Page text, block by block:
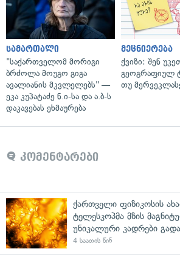
სამართალი
"საქართველომ მორიგი
ბრძოლა მოუგო გიგა
ავალიანის მკვლელებს" —
ეკა კუპატაძე ნ.ი-სა და ა.ბ-ს
დაკავებას ეხმაურება
მეცნიერება
ქვიზი: შენ
გეოგრაფიულ
თუ
კომენტარები
ქართველი ფიზიკოსის
ტელესკოპმა მზის
უნიკალური კადრები
4 საათის წინ